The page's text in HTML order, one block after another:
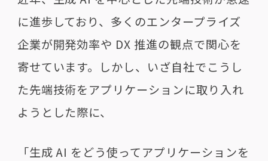
に進歩しており、多くのエンタープライズ
企業が開発効率や DX 推進の観点で関心を
寄せています。しかし、いざ自社でこうし
た先端技術をアプリケーションに取り入れ
ようとした際に、
「生成 AI をどう使ってアプリケーションを